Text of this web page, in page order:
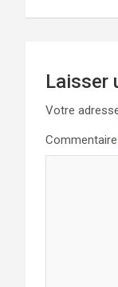
l’article
Laisser
Votre
Commentaire